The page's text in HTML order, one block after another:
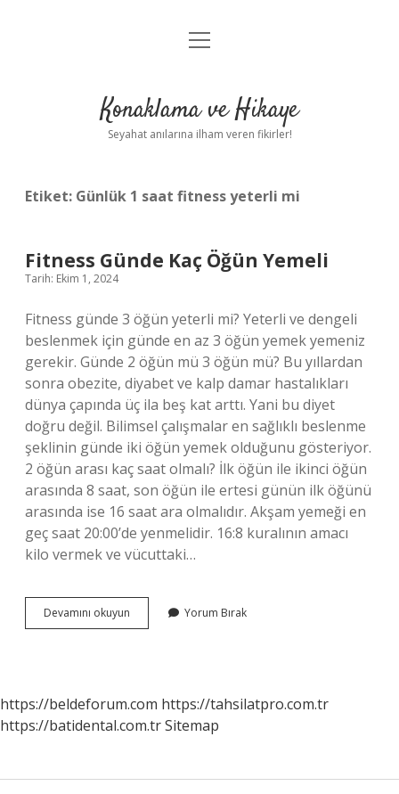
Anasayfa
Yasal Uyarı
menüyü
Konaklama ve Hikaye
Seyahat anılarına ilham veren fikirler!
Etiket: Günlük 1 saat fitness yeterli mi
Fitness Günde Kaç Öğün Yemeli
Tarih: Ekim 1, 2024
Fitness günde 3 öğün yeterli mi? Yeterli ve dengeli
beslenmek için günde en az 3 öğün yemek yemeniz
gerekir. Günde 2 öğün mü 3 öğün mü? Bu yıllardan
sonra obezite, diyabet ve kalp damar hastalıkları
dünya çapında üç ila beş kat arttı. Yani bu diyet
doğru değil. Bilimsel çalışmalar en sağlıklı beslenme
şeklinin günde iki öğün yemek olduğunu gösteriyor.
2 öğün arası kaç saat olmalı? İlk öğün ile ikinci öğün
arasında 8 saat, son öğün ile ertesi günün ilk öğünü
arasında ise 16 saat ara olmalıdır. Akşam yemeği en
geç saat 20:00’de yenmelidir. 16:8 kuralının amacı
kilo vermek ve vücuttaki…
Devamını okuyun
Günde
Yorum Bırak
https://beldeforum.com https://tahsilatpro.com.tr
https://batidental.com.trSitemap